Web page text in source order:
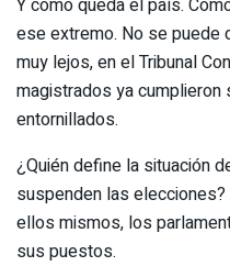
ese extremo. No se puede
muy lejos, en el Tribunal
magistrados ya cumplieron
entornillados.
¿Quién define la situación
suspenden las
ellos mismos, los
sus puestos.